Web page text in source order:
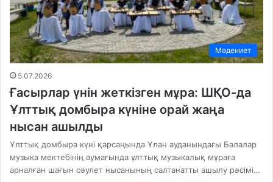
Мәдениет
5.07.2026
Ғасырлар үнін жеткізген мұра: ШҚО-да
Ұлттық домбыра күніне орай жаңа
нысан ашылды
Ұлттық домбыра күні қарсаңында Ұлан ауданындағы Балалар
музыка мектебінің аумағында ұлттық музыкалық мұраға
арналған шағын сәулет нысанының салтанатты ашылу рәсімі…